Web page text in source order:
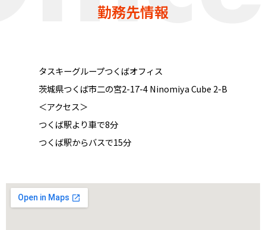
勤務先情報
タスキーグループつくばオフィス
茨城県つくば市二の宮2-17-4 Ninomiya Cube 2-B
＜アクセス＞
つくば駅より車で8分
つくば駅からバスで15分